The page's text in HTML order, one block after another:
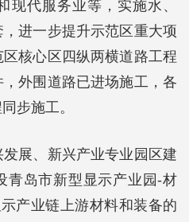
现代服务业等，实施水、
进一步提升示范区重大项
核心区四纵两横道路工程
外围道路已进场施工，各
步施工。
展、新兴产业专业园区建
青岛市新型显示产业园-材
产业链上游材料和装备的